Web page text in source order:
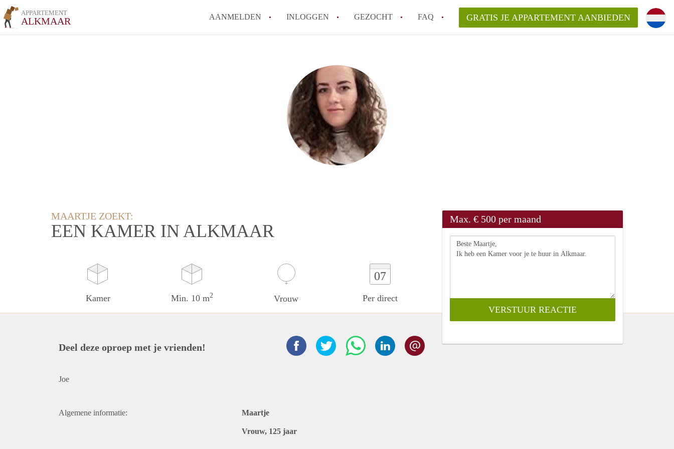
APPARTEMENT
ALKMAAR AANMELDEN INLOGGEN GEZOCHT FAQ
Tips: om in Alkmaar een appartement te vinden!
How to translate AppartementAlkmaar!
Wat is AppartementAlkmaar?
Wat is de privacyverklaring van AppartementAlkmaar?
Berekent AppartementAlkmaar
makelaarsvergoeding/bemiddelingsvergoeding?
Alle veelgestelde vragen
GRATIS JE APPARTEMENT AANBIEDEN
MAARTJE ZOEKT:
EEN KAMER IN ALKMAAR
Kamer Min. 10 m2 Vrouw
07
Per direct
Max. € 500 per maand
Deel deze oproep met je vrienden!
Joe
Algemene informatie: Maartje
Vrouw, 125 jaar